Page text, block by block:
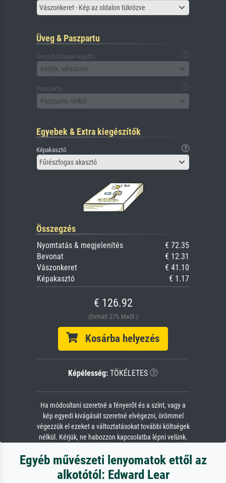
Vászonkeret - Kép az oldalon tükrözve
Üveg & Paszpartu
Üveg (hátlappal együtt)
Kérjük, válasszon
Paszpartu
Paszpartu nélkül
Egyebek & Extra kiegészítők
Képakasztó
Fűrészfogas akasztó
Összegzés
Nyomtatás & megjelenítés
€ 72.35
Bevonat
€ 12.31
Vászonkeret
€ 41.10
Képakasztó
€ 1.17
€ 126.92
(Enthält 27% MwSt.)
Kosárba helyezés
Képélesség: TÖKÉLETES
Ha módosítani szeretné a fényerőt és a színt, vagy a
kép egyedi kivágását szeretné elvégezni, örömmel
végezzük el ezeket a változtatásokat további költségek
nélkül. Kérjük, ne habozzon kapcsolatba lépni velünk.
Egyéb művészeti lenyomatok ettől az
alkotótól: Edward Lear